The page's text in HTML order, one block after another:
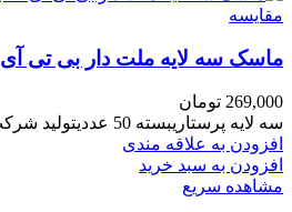
مقایسه
ماسک سه لایه ملت دار بی تی آی bti بسته 50 عددی
269,000 تومان
سه لایه پرستاریبسته 50 عددیتولید شرکت بهنام طب ایرانیان
افزودن به علاقه مندی
افزودن به سبد خرید
مشاهده سریع